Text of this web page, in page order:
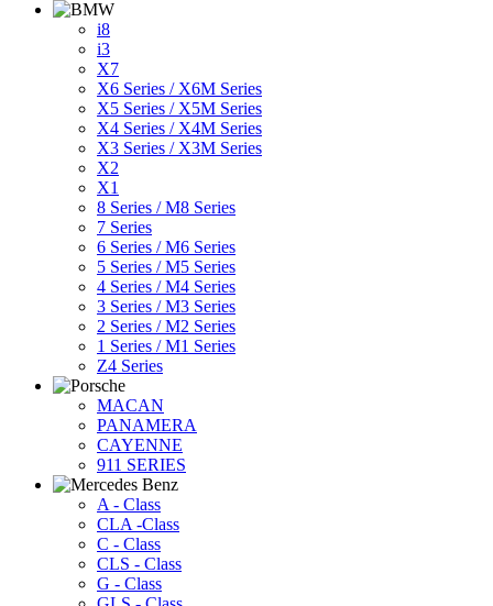
i8
i3
X7
X6 Series / X6M Series
X5 Series / X5M Series
X4 Series / X4M Series
X3 Series / X3M Series
X2
X1
8 Series / M8 Series
7 Series
6 Series / M6 Series
5 Series / M5 Series
4 Series / M4 Series
3 Series / M3 Series
2 Series / M2 Series
1 Series / M1 Series
Z4 Series
MACAN
PANAMERA
CAYENNE
911 SERIES
A - Class
CLA -Class
C - Class
CLS - Class
G - Class